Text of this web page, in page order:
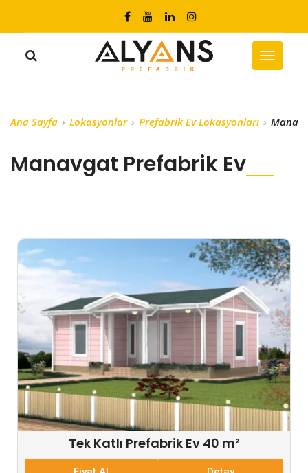
Ana Sayfa Lokasyonlar Prefabrik Ev Lokasyonları
Manavgat Prefabrik Ev
Tek Katlı Prefabrik Ev 40 m²